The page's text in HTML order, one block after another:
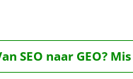
SEO naar GEO?